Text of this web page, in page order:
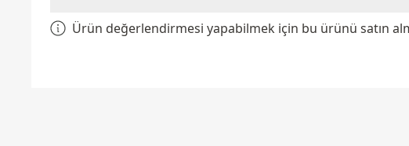
Ürün değerlendirmesi yapabilmek için bu ürünü satın